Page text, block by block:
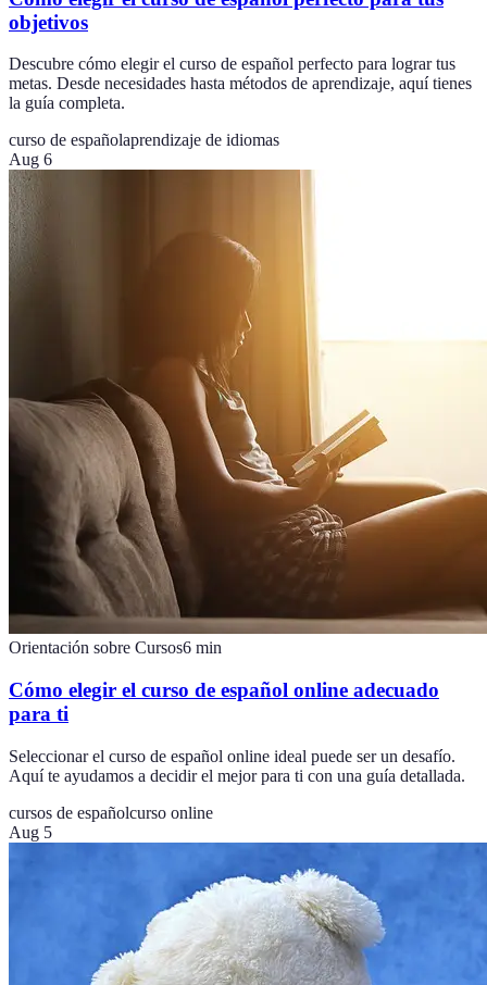
objetivos
Descubre cómo elegir el curso de español perfecto para lograr tus
metas. Desde necesidades hasta métodos de aprendizaje, aquí tienes
la guía completa.
curso de españolaprendizaje de idiomas
Aug 6
Orientación sobre Cursos6 min
Cómo elegir el curso de español online adecuado
para ti
Seleccionar el curso de español online ideal puede ser un desafío.
Aquí te ayudamos a decidir el mejor para ti con una guía detallada.
cursos de españolcurso online
Aug 5